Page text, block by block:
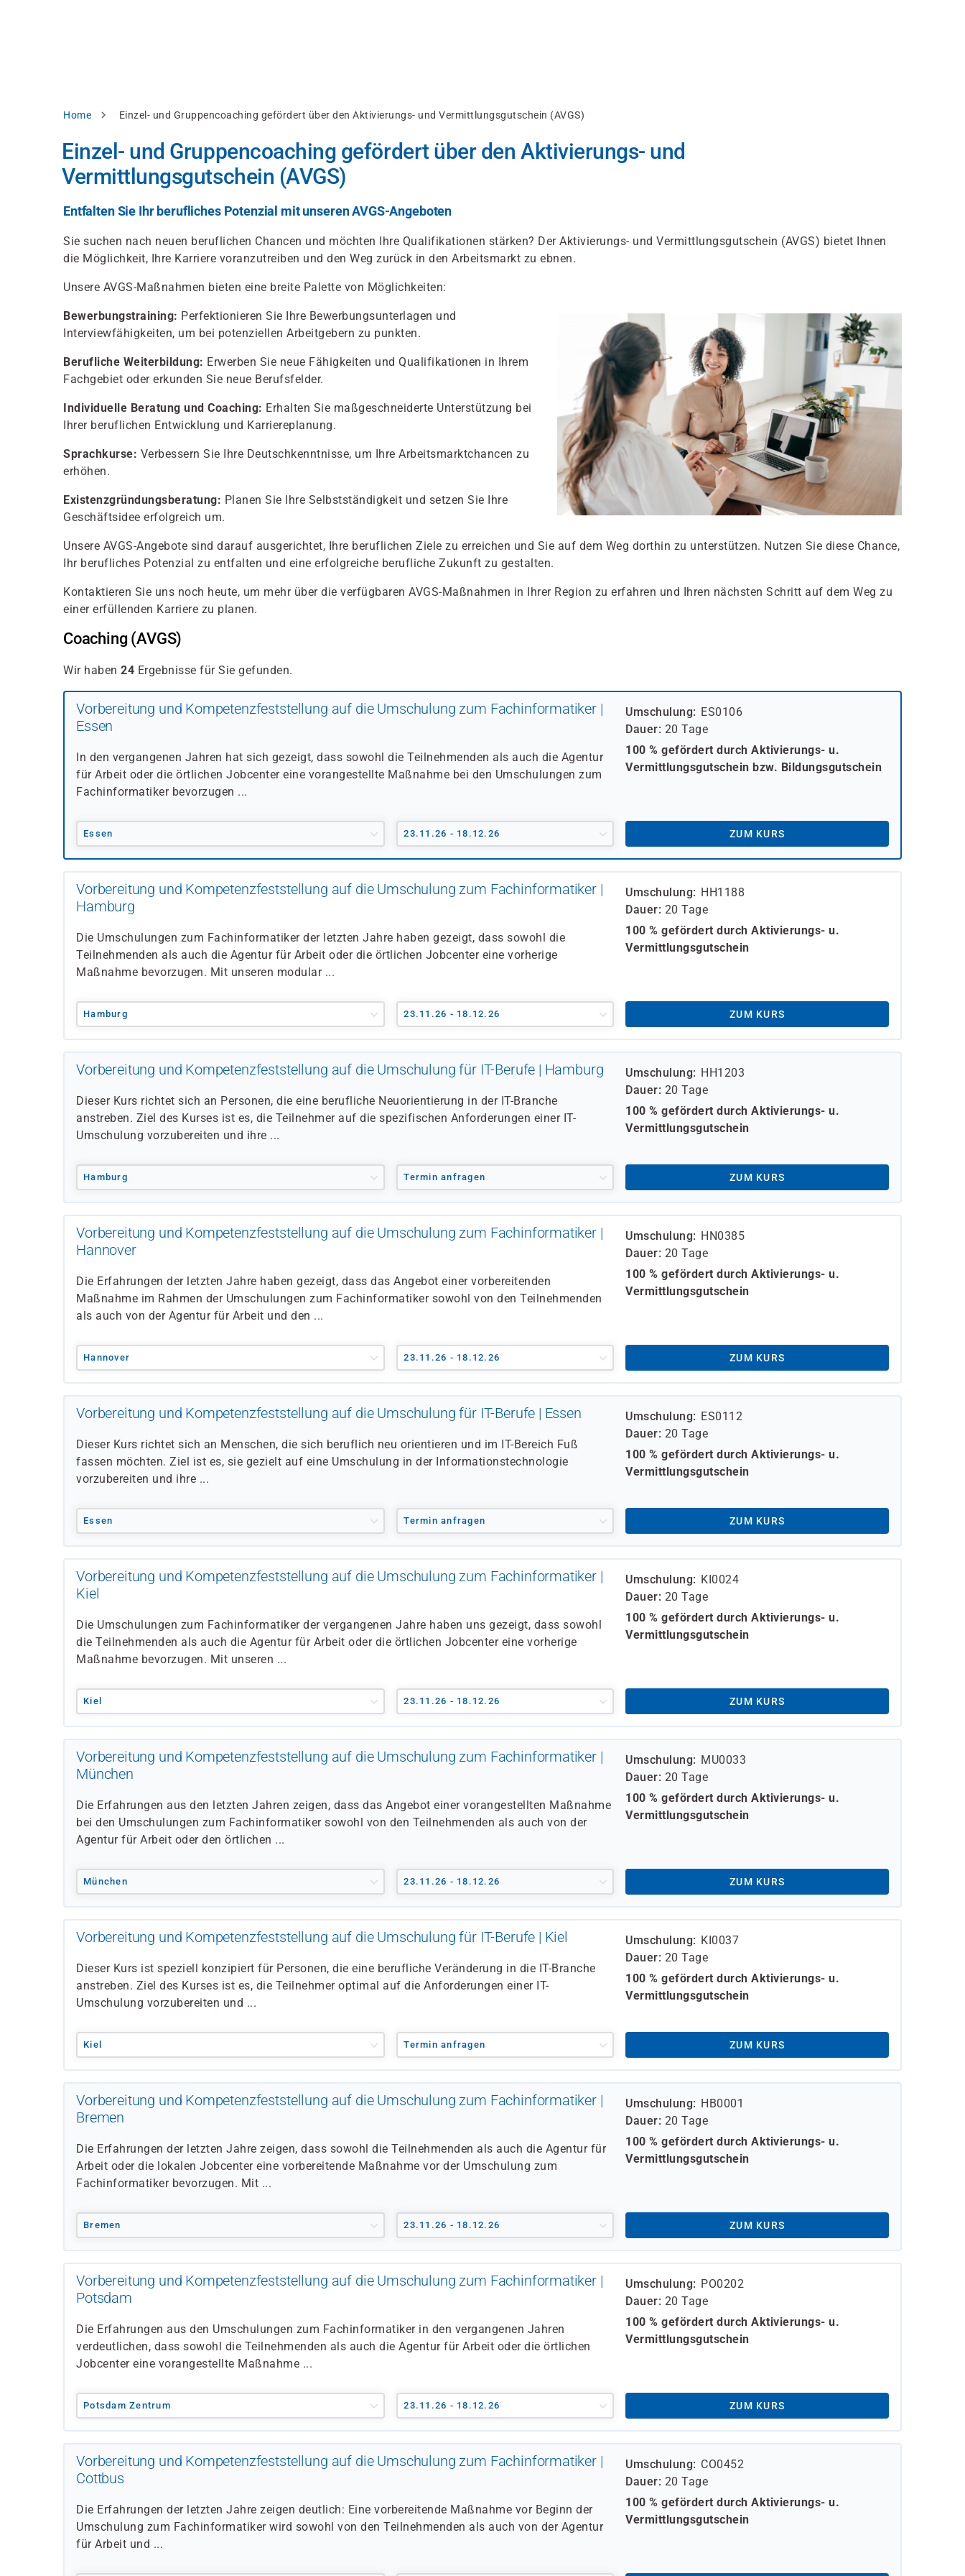
Pfadnavigation
Home Einzel- und Gruppencoaching gefördert über den Aktivierungs- und Vermittlungsgutschein (AVGS)
Einzel- und Gruppencoaching gefördert über den Aktivierungs- und
Vermittlungsgutschein (AVGS)
Entfalten Sie Ihr berufliches Potenzial mit unseren AVGS-Angeboten
Sie suchen nach neuen beruflichen Chancen und möchten Ihre Qualifikationen stärken? Der Aktivierungs- und Vermittlungsgutschein (AVGS) bietet Ihnen
die Möglichkeit, Ihre Karriere voranzutreiben und den Weg zurück in den Arbeitsmarkt zu ebnen.
Unsere AVGS-Maßnahmen bieten eine breite Palette von Möglichkeiten:
Bewerbungstraining: Perfektionieren Sie Ihre Bewerbungsunterlagen und
Interviewfähigkeiten, um bei potenziellen Arbeitgebern zu punkten.
Berufliche Weiterbildung: Erwerben Sie neue Fähigkeiten und Qualifikationen in Ihrem
Fachgebiet oder erkunden Sie neue Berufsfelder.
Individuelle Beratung und Coaching: Erhalten Sie maßgeschneiderte Unterstützung bei
Ihrer beruflichen Entwicklung und Karriereplanung.
Sprachkurse: Verbessern Sie Ihre Deutschkenntnisse, um Ihre Arbeitsmarktchancen zu
erhöhen.
Existenzgründungsberatung: Planen Sie Ihre Selbstständigkeit und setzen Sie Ihre
Geschäftsidee erfolgreich um.
Unsere AVGS-Angebote sind darauf ausgerichtet, Ihre beruflichen Ziele zu erreichen und Sie auf dem Weg dorthin zu unterstützen. Nutzen Sie diese Chance,
Ihr berufliches Potenzial zu entfalten und eine erfolgreiche berufliche Zukunft zu gestalten.
Kontaktieren Sie uns noch heute, um mehr über die verfügbaren AVGS-Maßnahmen in Ihrer Region zu erfahren und Ihren nächsten Schritt auf dem Weg zu
einer erfüllenden Karriere zu planen.
Coaching (AVGS)
Wir haben 24 Ergebnisse für Sie gefunden.
Vorbereitung und Kompetenzfeststellung auf die Umschulung zum Fachinformatiker |
Essen
In den vergangenen Jahren hat sich gezeigt, dass sowohl die Teilnehmenden als auch die Agentur
für Arbeit oder die örtlichen Jobcenter eine vorangestellte Maßnahme bei den Umschulungen zum
Fachinformatiker bevorzugen ...
Umschulung
ES0106
Dauer 20 Tage
100 % gefördert durch Aktivierungs- u.
Vermittlungsgutschein bzw. Bildungsgutschein
Essen 23.11.26 - 18.12.26 ZUM KURS
Vorbereitung und Kompetenzfeststellung auf die Umschulung zum Fachinformatiker |
Hamburg
Die Umschulungen zum Fachinformatiker der letzten Jahre haben gezeigt, dass sowohl die
Teilnehmenden als auch die Agentur für Arbeit oder die örtlichen Jobcenter eine vorherige
Maßnahme bevorzugen. Mit unseren modular ...
Umschulung
HH1188
Dauer 20 Tage
100 % gefördert durch Aktivierungs- u.
Vermittlungsgutschein
Hamburg 23.11.26 - 18.12.26 ZUM KURS
Vorbereitung und Kompetenzfeststellung auf die Umschulung für IT-Berufe | Hamburg
Dieser Kurs richtet sich an Personen, die eine berufliche Neuorientierung in der IT-Branche
anstreben. Ziel des Kurses ist es, die Teilnehmer auf die spezifischen Anforderungen einer IT-
Umschulung vorzubereiten und ihre ...
Umschulung
HH1203
Dauer 20 Tage
100 % gefördert durch Aktivierungs- u.
Vermittlungsgutschein
Hamburg Termin anfragen ZUM KURS
Vorbereitung und Kompetenzfeststellung auf die Umschulung zum Fachinformatiker |
Hannover
Die Erfahrungen der letzten Jahre haben gezeigt, dass das Angebot einer vorbereitenden
Maßnahme im Rahmen der Umschulungen zum Fachinformatiker sowohl von den Teilnehmenden
als auch von der Agentur für Arbeit und den ...
Umschulung
HN0385
Dauer 20 Tage
100 % gefördert durch Aktivierungs- u.
Vermittlungsgutschein
Hannover 23.11.26 - 18.12.26 ZUM KURS
Vorbereitung und Kompetenzfeststellung auf die Umschulung für IT-Berufe | Essen
Dieser Kurs richtet sich an Menschen, die sich beruflich neu orientieren und im IT-Bereich Fuß
fassen möchten. Ziel ist es, sie gezielt auf eine Umschulung in der Informationstechnologie
vorzubereiten und ihre ...
Umschulung
ES0112
Dauer 20 Tage
100 % gefördert durch Aktivierungs- u.
Vermittlungsgutschein
Essen Termin anfragen ZUM KURS
Vorbereitung und Kompetenzfeststellung auf die Umschulung zum Fachinformatiker |
Kiel
Die Umschulungen zum Fachinformatiker der vergangenen Jahre haben uns gezeigt, dass sowohl
die Teilnehmenden als auch die Agentur für Arbeit oder die örtlichen Jobcenter eine vorherige
Maßnahme bevorzugen. Mit unseren ...
Umschulung
KI0024
Dauer 20 Tage
100 % gefördert durch Aktivierungs- u.
Vermittlungsgutschein
Kiel 23.11.26 - 18.12.26 ZUM KURS
Vorbereitung und Kompetenzfeststellung auf die Umschulung zum Fachinformatiker |
München
Die Erfahrungen aus den letzten Jahren zeigen, dass das Angebot einer vorangestellten Maßnahme
bei den Umschulungen zum Fachinformatiker sowohl von den Teilnehmenden als auch von der
Agentur für Arbeit oder den örtlichen ...
Umschulung
MU0033
Dauer 20 Tage
100 % gefördert durch Aktivierungs- u.
Vermittlungsgutschein
München 23.11.26 - 18.12.26 ZUM KURS
Vorbereitung und Kompetenzfeststellung auf die Umschulung für IT-Berufe | Kiel
Dieser Kurs ist speziell konzipiert für Personen, die eine berufliche Veränderung in die IT-Branche
anstreben. Ziel des Kurses ist es, die Teilnehmer optimal auf die Anforderungen einer IT-
Umschulung vorzubereiten und ...
Umschulung
KI0037
Dauer 20 Tage
100 % gefördert durch Aktivierungs- u.
Vermittlungsgutschein
Kiel Termin anfragen ZUM KURS
Vorbereitung und Kompetenzfeststellung auf die Umschulung zum Fachinformatiker |
Bremen
Die Erfahrungen der letzten Jahre zeigen, dass sowohl die Teilnehmenden als auch die Agentur für
Arbeit oder die lokalen Jobcenter eine vorbereitende Maßnahme vor der Umschulung zum
Fachinformatiker bevorzugen. Mit ...
Umschulung
HB0001
Dauer 20 Tage
100 % gefördert durch Aktivierungs- u.
Vermittlungsgutschein
Bremen 23.11.26 - 18.12.26 ZUM KURS
Vorbereitung und Kompetenzfeststellung auf die Umschulung zum Fachinformatiker |
Potsdam
Die Erfahrungen aus den Umschulungen zum Fachinformatiker in den vergangenen Jahren
verdeutlichen, dass sowohl die Teilnehmenden als auch die Agentur für Arbeit oder die örtlichen
Jobcenter eine vorangestellte Maßnahme ...
Umschulung
PO0202
Dauer 20 Tage
100 % gefördert durch Aktivierungs- u.
Vermittlungsgutschein
Potsdam Zentrum 23.11.26 - 18.12.26 ZUM KURS
Vorbereitung und Kompetenzfeststellung auf die Umschulung zum Fachinformatiker |
Cottbus
Die Erfahrungen der letzten Jahre zeigen deutlich: Eine vorbereitende Maßnahme vor Beginn der
Umschulung zum Fachinformatiker wird sowohl von den Teilnehmenden als auch von der Agentur
für Arbeit und ...
Umschulung
CO0452
Dauer 20 Tage
100 % gefördert durch Aktivierungs- u.
Vermittlungsgutschein
Einstellungen
Datenschutzhinweis